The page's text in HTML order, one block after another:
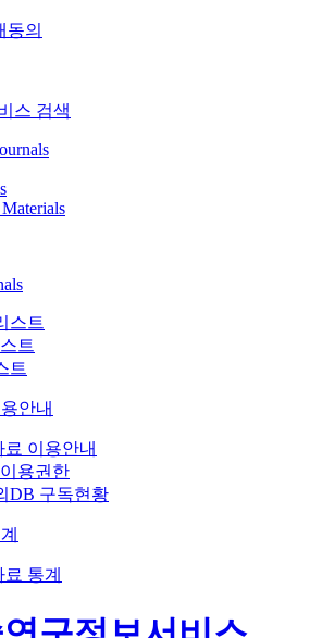
동의
스 검색
스트
트
트
안내
이용안내
용권한
DB 구독현황
통계